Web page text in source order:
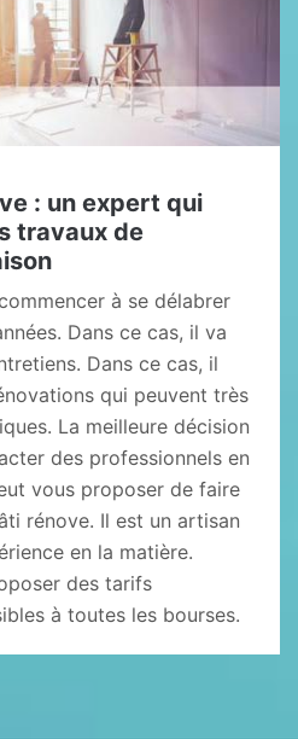
: un expert qui
travaux de
à se délabrer
Dans ce cas, il va
Dans ce cas, il
qui peuvent très
La meilleure décision
des professionnels en
vous proposer de faire
rénove. Il est un artisan
en la matière.
des tarifs
à toutes les bourses.